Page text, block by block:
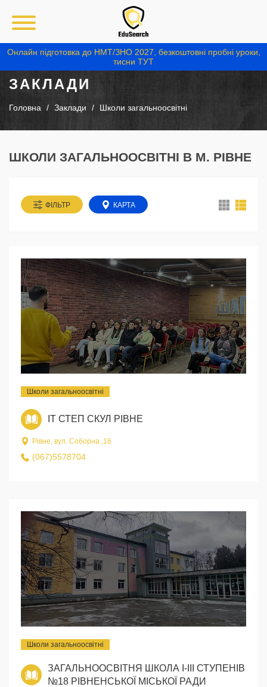
Онлайн підготовка до НМТ/ЗНО 2027, безкоштовні пробні уроки,
тисни ТУТ
ЗАКЛАДИ
Головна Заклади Школи загальноосвітні
ШКОЛИ ЗАГАЛЬНООСВІТНІ В М. РІВНЕ
ФІЛЬТР КАРТА
Школи загальноосвітні
ІТ СТЕП СКУЛ РІВНЕ
Рівне, вул. Соборна ,16
(067)5578704
Школи загальноосвітні
ЗАГАЛЬНООСВІТНЯ ШКОЛА І-ІІІ СТУПЕНІВ
№18 РІВНЕНСЬКОЇ МІСЬКОЇ РАДИ